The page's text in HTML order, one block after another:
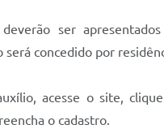
deverão ser
será concedido por
acesse o site,
o cadastro.